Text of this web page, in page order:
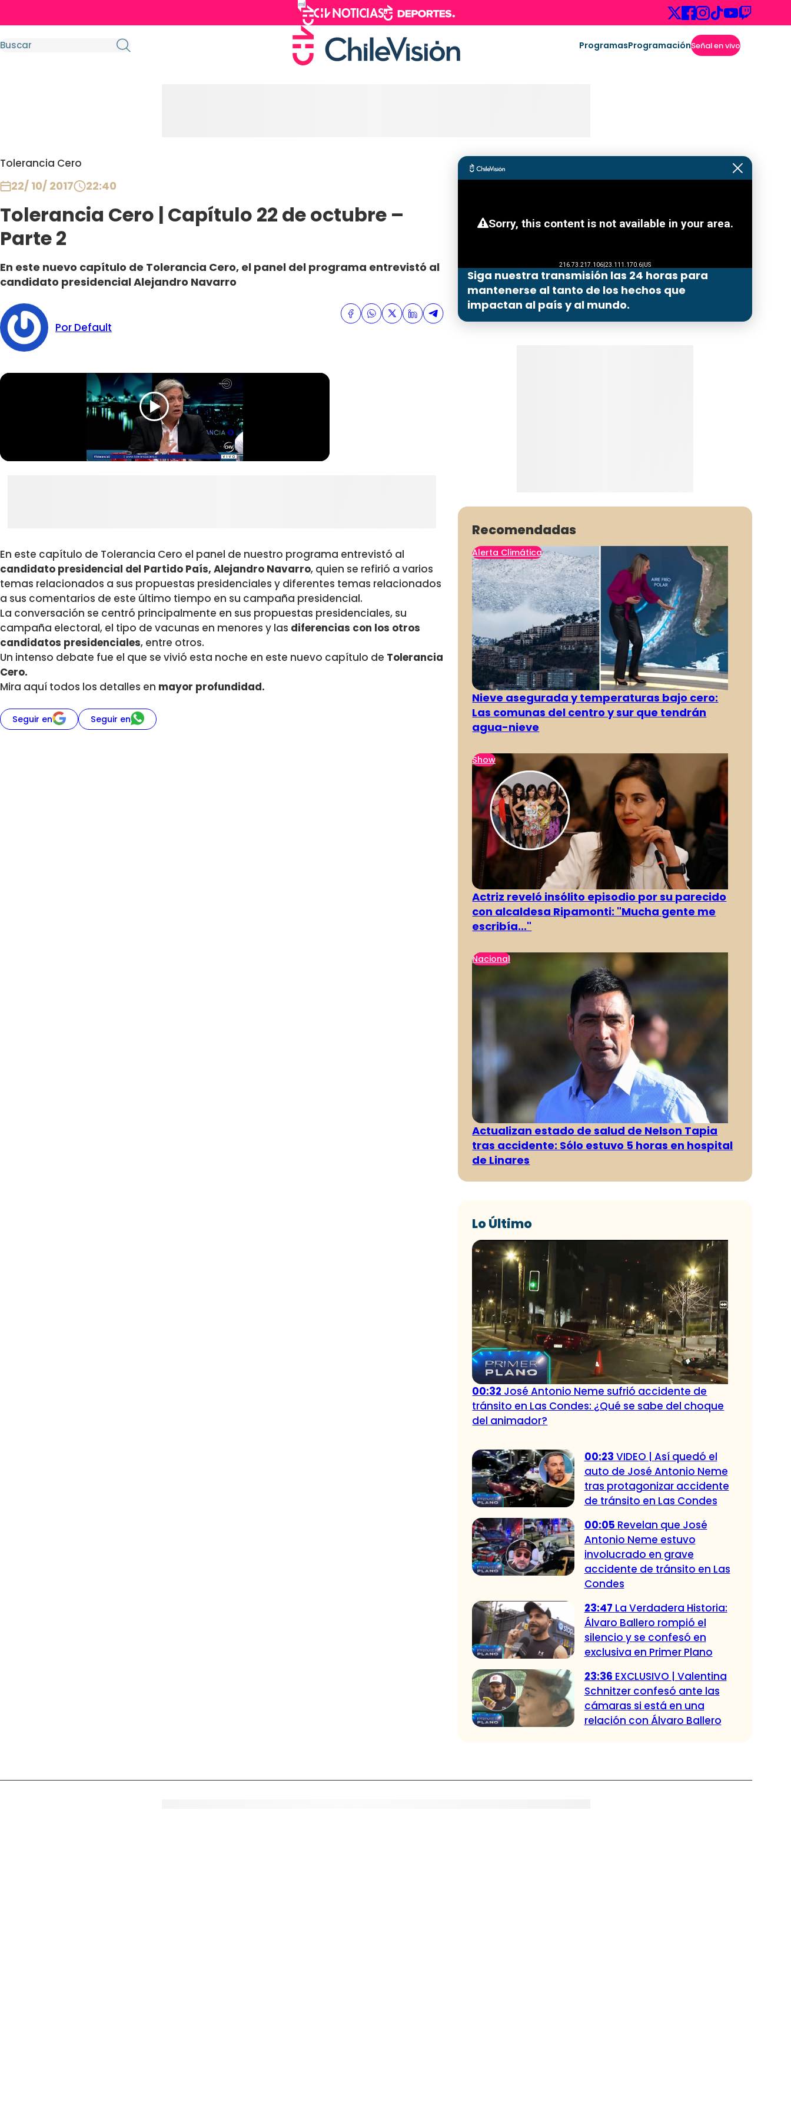
ProgramasProgramaciónSeñal en vivo
Tolerancia Cero
22/ 10/ 2017 22:40
Tolerancia Cero | Capítulo 22 de octubre –
Parte 2
En este nuevo capítulo de Tolerancia Cero, el panel del programa entrevistó al
candidato presidencial Alejandro Navarro
Por Default
En este capítulo de Tolerancia Cero el panel de nuestro programa entrevistó al
candidato presidencial del Partido País, Alejandro Navarro, quien se refirió a varios
temas relacionados a sus propuestas presidenciales y diferentes temas relacionados
a sus comentarios de este último tiempo en su campaña presidencial.
La conversación se centró principalmente en sus propuestas presidenciales, su
campaña electoral, el tipo de vacunas en menores y las diferencias con los otros
candidatos presidenciales, entre otros.
Un intenso debate fue el que se vivió esta noche en este nuevo capítulo de Tolerancia
Cero.
Mira aquí todos los detalles en mayor profundidad.
Seguir en Seguir en
Siga nuestra transmisión las 24 horas para
mantenerse al tanto de los hechos que
impactan al país y al mundo.
Recomendadas
Alerta Climática
Nieve asegurada y temperaturas bajo cero:
Las comunas del centro y sur que tendrán
agua-nieve
Show
Actriz reveló insólito episodio por su parecido
con alcaldesa Ripamonti: "Mucha gente me
escribía..."
Nacional
Actualizan estado de salud de Nelson Tapia
tras accidente: Sólo estuvo 5 horas en hospital
de Linares
Lo Último
00:32 José Antonio Neme sufrió accidente de
tránsito en Las Condes: ¿Qué se sabe del choque
del animador?
00:23 VIDEO | Así quedó el
auto de José Antonio Neme
tras protagonizar accidente
de tránsito en Las Condes
00:05 Revelan que José
Antonio Neme estuvo
involucrado en grave
accidente de tránsito en Las
Condes
23:47 La Verdadera Historia:
Álvaro Ballero rompió el
silencio y se confesó en
exclusiva en Primer Plano
23:36 EXCLUSIVO | Valentina
Schnitzer confesó ante las
cámaras si está en una
relación con Álvaro Ballero